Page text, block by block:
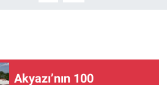
Akyazı’nın 100